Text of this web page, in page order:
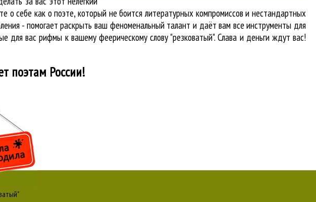
о себе как о поэте, который не боится литературных компромиссов и нестандартных
- помогает раскрыть ваш феноменальный талант и даёт вам все инструменты для
вас рифмы к вашему феерическому слову "резковатый". Слава и деньги ждут вас!
поэтам России!